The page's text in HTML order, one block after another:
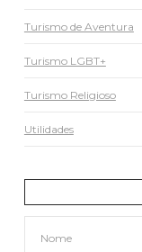
Turismo de Aventura
Turismo LGBT+
Turismo Religioso
Utilidades